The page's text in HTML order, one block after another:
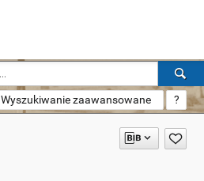
Wyszukiwanie zaawansowane ?